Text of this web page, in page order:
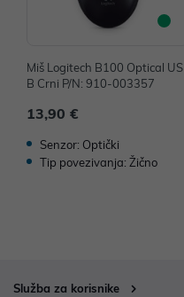
Miš Logitech B100 Optical US
B Crni P/N: 910-003357
13,90 €
Senzor: Optički
Tip povezivanja: Žično
Služba za korisnike